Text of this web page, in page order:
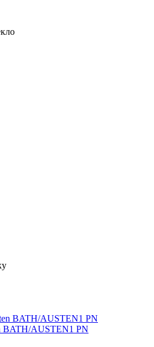
BATH/AUSTEN1 PN